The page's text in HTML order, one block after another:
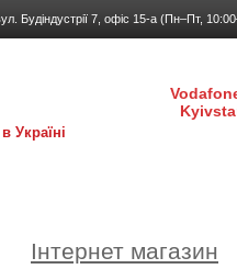
Будіндустрії 7, офіс 15-а (Пн–Пт,
Україні
Інтернет магазин